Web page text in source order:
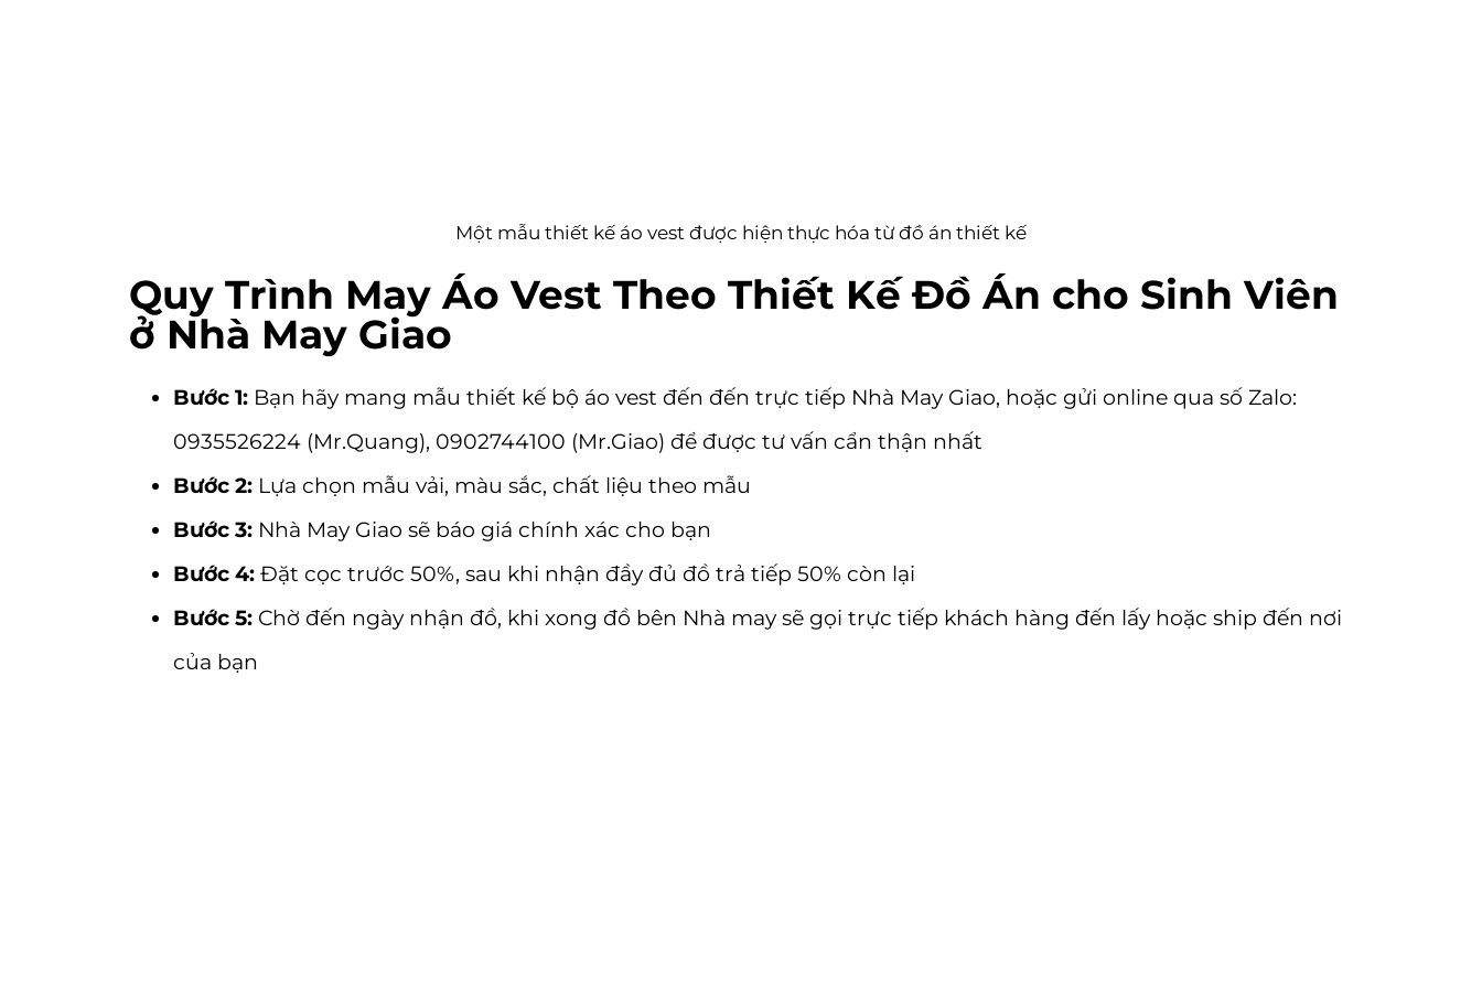
Một mẫu thiết kế áo vest được hiện thực hóa từ đồ án thiết kế
Quy Trình May Áo Vest Theo Thiết Kế Đồ Án cho Sinh Viên
ở Nhà May Giao
Bước 1: Bạn hãy mang mẫu thiết kế bộ áo vest đến đến trực tiếp Nhà May Giao, hoặc gửi online qua số Zalo:
0935526224 (Mr.Quang), 0902744100 (Mr.Giao) để được tư vấn cẩn thận nhất
Bước 2: Lựa chọn mẫu vải, màu sắc, chất liệu theo mẫu
Bước 3: Nhà May Giao sẽ báo giá chính xác cho bạn
Bước 4: Đặt cọc trước 50%, sau khi nhận đầy đủ đồ trả tiếp 50% còn lại
Bước 5: Chờ đến ngày nhận đồ, khi xong đồ bên Nhà may sẽ gọi trực tiếp khách hàng đến lấy hoặc ship đến nơi
của bạn